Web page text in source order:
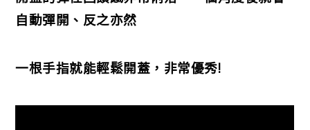
自動彈開、反之亦然
一根手指就能輕鬆開蓋，非常優秀!